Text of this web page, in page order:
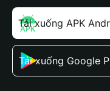
Tải xuống APK
Tải xuống Google